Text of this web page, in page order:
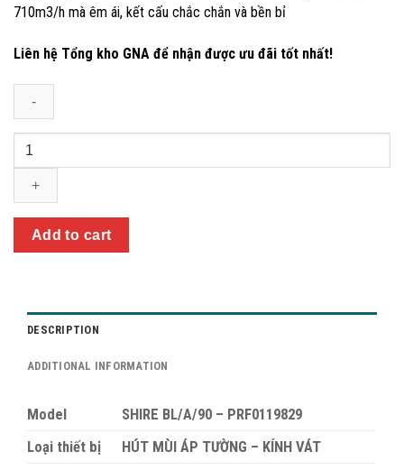
710m3/h mà êm ái, kết cấu chắc chắn và bền bỉ
Liên hệ Tổng kho GNA để nhận được ưu đãi tốt nhất!
Quantity
Add to cart
DESCRIPTION
ADDITIONAL INFORMATION
Model
SHIRE BL/A/90 – PRF0119829
Loại thiết bị
HÚT MÙI ÁP TƯỜNG – KÍNH VÁT